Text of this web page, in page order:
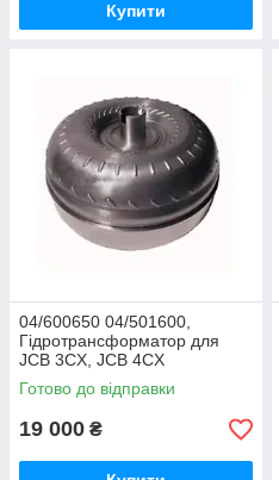
Купити
04/600650 04/501600,
Гідротрансформатор для
JCB 3CX, JCB 4CX
Готово до відправки
19 000 ₴